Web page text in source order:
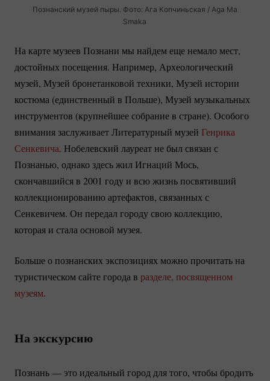
Познанский музей пыры. Фото: Ага Копчиньская / Aga Ma
Smaka
На карте музеев Познани мы найдем еще немало мест,
достойных посещения. Например, Археологический
музей, Музей бронетанковой техники, Музей истории
костюма (единственный в Польше), Музей музыкальных
инструментов (крупнейшее собрание в стране). Особого
внимания заслуживает Литературный музей Генрика
Сенкевича. Нобелевский лауреат не был связан с
Познанью, однако здесь жил Игнаций Мось,
скончавшийся в 2001 году и всю жизнь посвятивший
коллекционированию артефактов, связанных с
Сенкевичем. Он передал городу свою коллекцию,
которая и стала основой музея.
Больше о познанских экспозициях можно прочитать на
туристическом сайте города в разделе, посвященном
музеям.
На экскурсию
Познань — это идеальный город для того, чтобы бродить